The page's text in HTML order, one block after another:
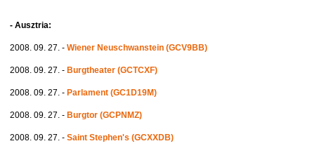
- Ausztria:
2008. 09. 27. - Wiener Neuschwanstein (GCV9BB)
2008. 09. 27. - Burgtheater (GCTCXF)
2008. 09. 27. - Parlament (GC1D19M)
2008. 09. 27. - Burgtor (GCPNMZ)
2008. 09. 27. - Saint Stephen's (GCXXDB)